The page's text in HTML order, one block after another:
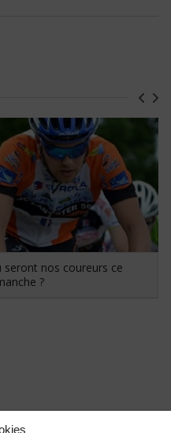
seront nos coureurs ce
?